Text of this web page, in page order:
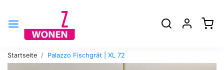
Startseite Palazzo Fischgrät | XL 72